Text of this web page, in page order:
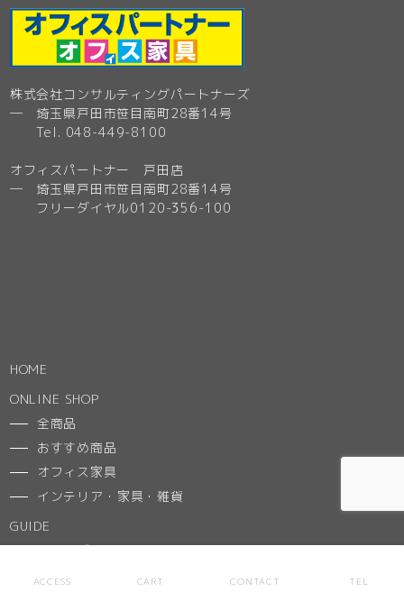
株式会社コンサルティングパートナーズ
─ 埼玉県戸田市笹目南町28番14号
Tel. 048-449-8100
オフィスパートナー 戸田店
─ 埼玉県戸田市笹目南町28番14号
フリーダイヤル0120-356-100
HOME
ONLINE SHOP
全商品
おすすめ商品
オフィス家具
インテリア・家具・雑貨
GUIDE
ご利用ガイド
特定商取引法に基づく表記
ACCESS CART CONTACT TEL